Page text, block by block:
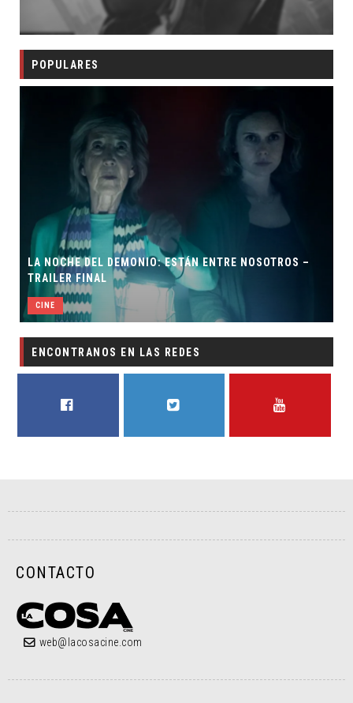
POPULARES
LA NOCHE DEL DEMONIO: ESTÁN ENTRE NOSOTROS –
TRAILER FINAL
CINE
ENCONTRANOS EN LAS REDES
CONTACTO
web@lacosacine.com